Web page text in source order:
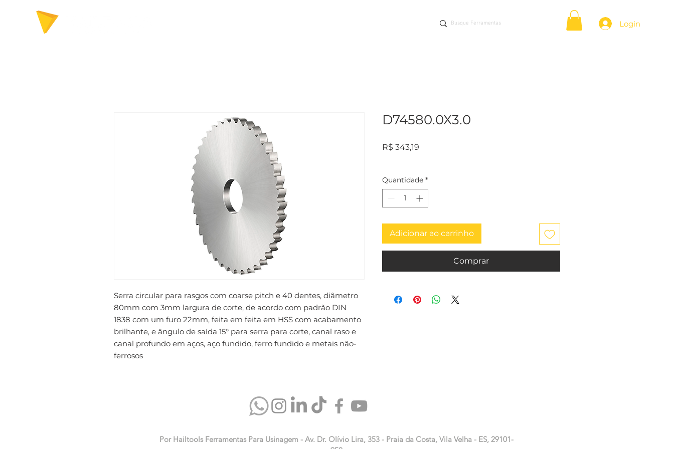
Login
Serra circular para rasgos com coarse pitch e 40 dentes, diâmetro
80mm com 3mm largura de corte, de acordo com padrão DIN
1838 com um furo 22mm, feita em feita em HSS com acabamento
brilhante, e ângulo de saída 15° para serra para corte, canal raso e
canal profundo em aços, aço fundido, ferro fundido e metais não-
ferrosos
D74580.0X3.0
R$ 343,19
Quantidade *
Adicionar ao carrinho
Comprar
Por Hailtools Ferramentas Para Usinagem - Av. Dr. Olívio Lira, 353 - Praia da Costa, Vila Velha - ES, 29101-